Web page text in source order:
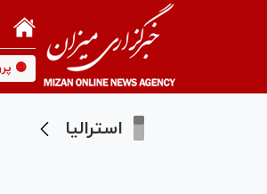
🟡
استرالیا